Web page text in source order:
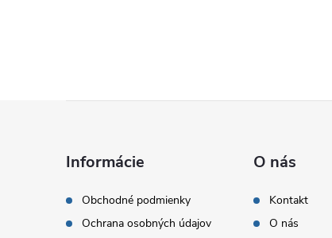
Informácie
Obchodné podmienky
Ochrana osobných údajov
O nás
Kontakt
O nás